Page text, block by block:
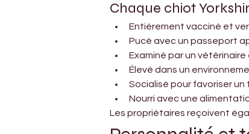
Chaque chiot
Entièrement vacciné et
Pucé avec un passeport
Examiné par un
Élevé dans un
Socialisé pour favoriser
Nourri avec une
Les propriétaires reçoivent